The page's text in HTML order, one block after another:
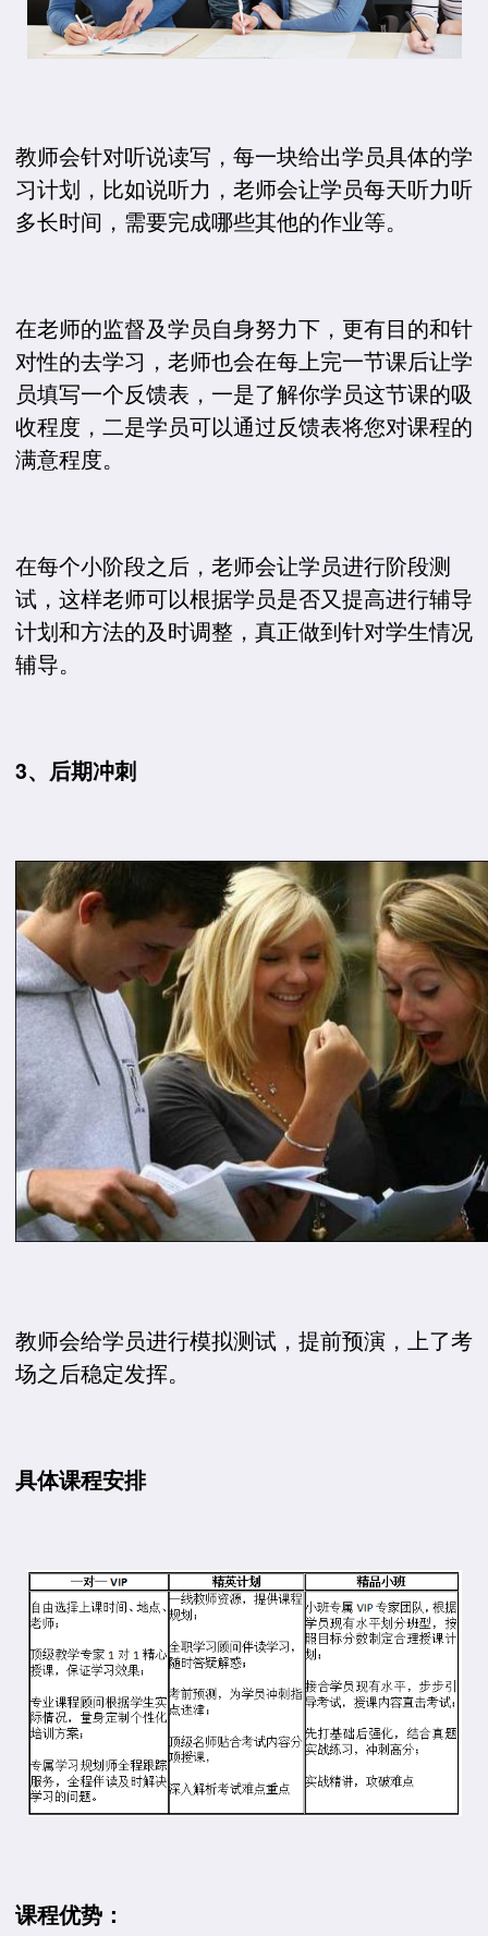
教师会针对听说读写，每一块给出学员具体的学
习计划，比如说听力，老师会让学员每天听力听
多长时间，需要完成哪些其他的作业等。
在老师的监督及学员自身努力下，更有目的和针
对性的去学习，老师也会在每上完一节课后让学
员填写一个反馈表，一是了解你学员这节课的吸
收程度，二是学员可以通过反馈表将您对课程的
满意程度。
在每个小阶段之后，老师会让学员进行阶段测
试，这样老师可以根据学员是否又提高进行辅导
计划和方法的及时调整，真正做到针对学生情况
辅导。
3、后期冲刺
教师会给学员进行模拟测试，提前预演，上了考
场之后稳定发挥。
具体课程安排
课程优势：